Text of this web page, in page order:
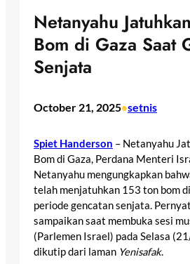
Netanyahu
Bom di Gaza Saat
Senjata
October 21, 2025•setnis
Spiet Handerson – Netanyahu
Bom di Gaza, Perdana Menteri
Netanyahu mengungkapkan
telah menjatuhkan 153 ton bom
periode gencatan senjata.
sampaikan saat membuka sesi
(Parlemen Israel) pada Selasa
dikutip dari laman Yenisafak.